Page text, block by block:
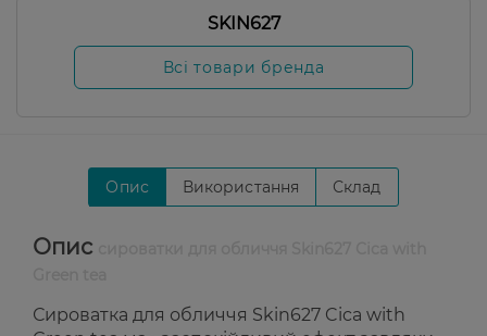
SKIN627
Всі товари бренда
Опис Використання Склад
Опис
Сироватка для обличчя Skin627 Cica with